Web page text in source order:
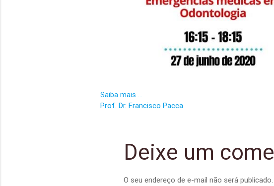
Saiba mais …
Prof. Dr. Francisco Pacca
Deixe um
O seu endereço de e-mail não será publicado.